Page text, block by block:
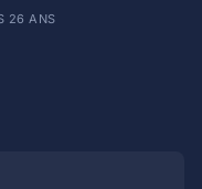
26 ANS